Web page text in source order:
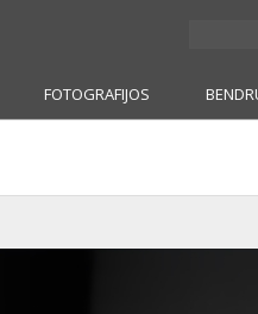
FOTOGRAFIJOS